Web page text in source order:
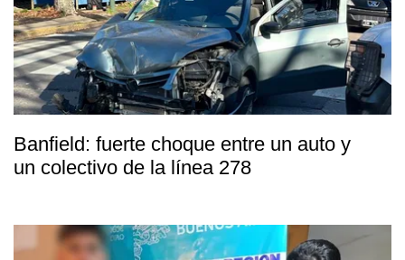
Banfield: fuerte choque entre un auto y
un colectivo de la línea 278